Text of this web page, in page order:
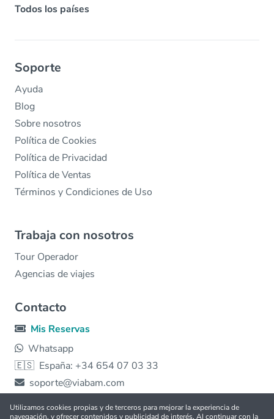
Todos los países
Soporte
Ayuda
Blog
Sobre nosotros
Política de Cookies
Política de Privacidad
Política de Ventas
Términos y Condiciones de Uso
Trabaja con nosotros
Tour Operador
Agencias de viajes
Contacto
Mis Reservas
Whatsapp
🇪🇸 España: +34 654 07 03 33
soporte@viabam.com
Utilizamos cookies propias y de terceros para mejorar la experiencia de
navegación, y ofrecer contenidos y publicidad de interés. Al continuar con la